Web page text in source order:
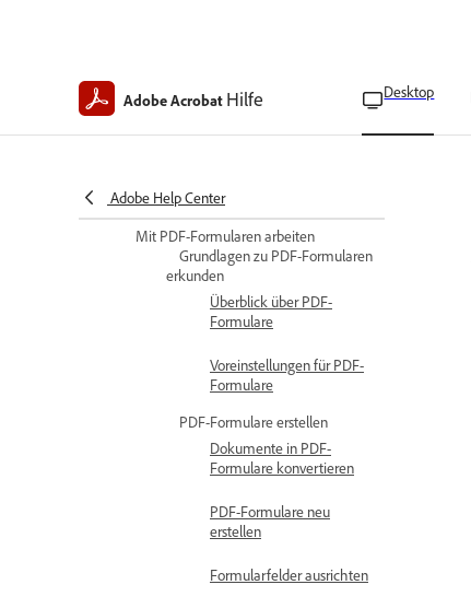
Adobe Acrobat Hilfe Desktop
Adobe Help Center
Einschränkungen
Spaces
Mit PDF-Formularen arbeiten
Grundlagen zu PDF-Formularen
erkunden
Überblick über PDF-
Formulare
Voreinstellungen für PDF-
Formulare
PDF-Formulare erstellen
Dokumente in PDF-
Formulare konvertieren
PDF-Formulare neu
erstellen
Formularfelder ausrichten